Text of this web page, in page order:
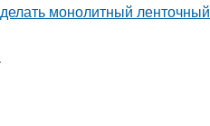
монолитный ленточный